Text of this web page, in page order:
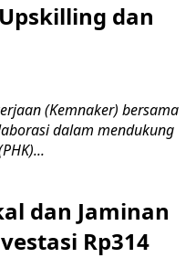
dan
(Kemnaker) bersama
dalam mendukung
dan Jaminan
Rp314